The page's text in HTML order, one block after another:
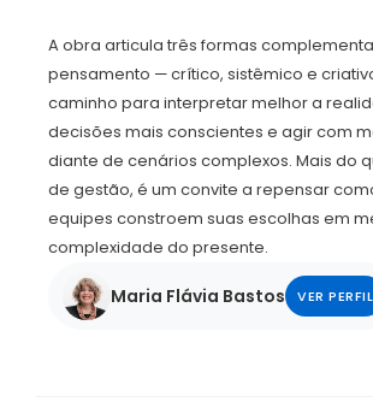
A obra articula três formas
pensamento — crítico, sistêmico e
caminho para interpretar melhor a
decisões mais conscientes e agir com
diante de cenários complexos. Mais do
de gestão, é um convite a repensar
equipes constroem suas escolhas em
complexidade do presente.
Maria Flávia Bastos VER PERFIL